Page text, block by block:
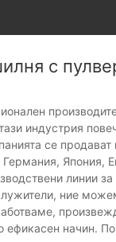
с
индустрия
се продават
Япония,
линии за
ние
ефикасен начин.